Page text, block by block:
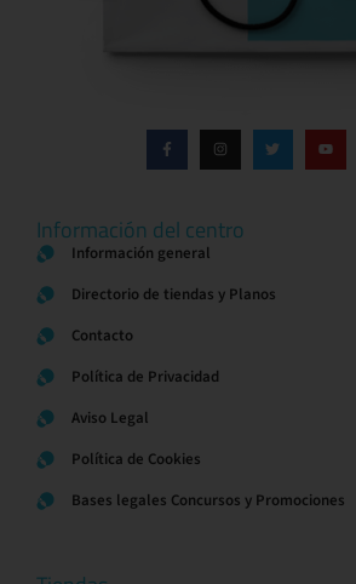
Información del centro
Información general
Directorio de tiendas y Planos
Contacto
Política de Privacidad
Aviso Legal
Política de Cookies
Bases legales Concursos y Promociones